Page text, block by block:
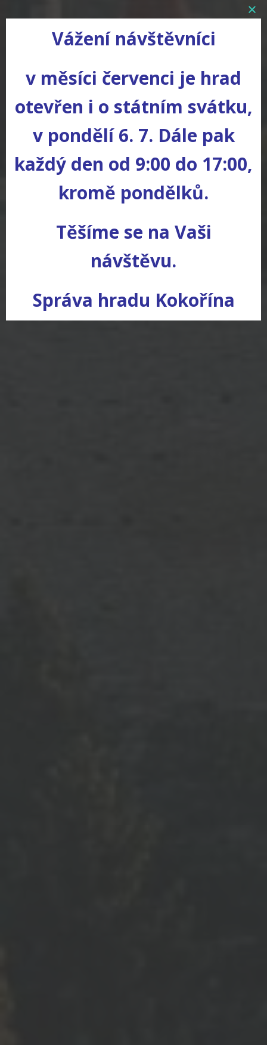
HRAD KOKOŘÍN
HISTORICKÝ HRAD OBKLOPEN PŘÍRODOU
Vážení návštěvníci
v měsíci červenci je hrad
otevřen i o státním svátku,
v pondělí 6. 7. Dále pak
každý den od 9:00 do 17:00,
kromě pondělků.
Těšíme se na Vaši
návštěvu.
Správa hradu Kokořína